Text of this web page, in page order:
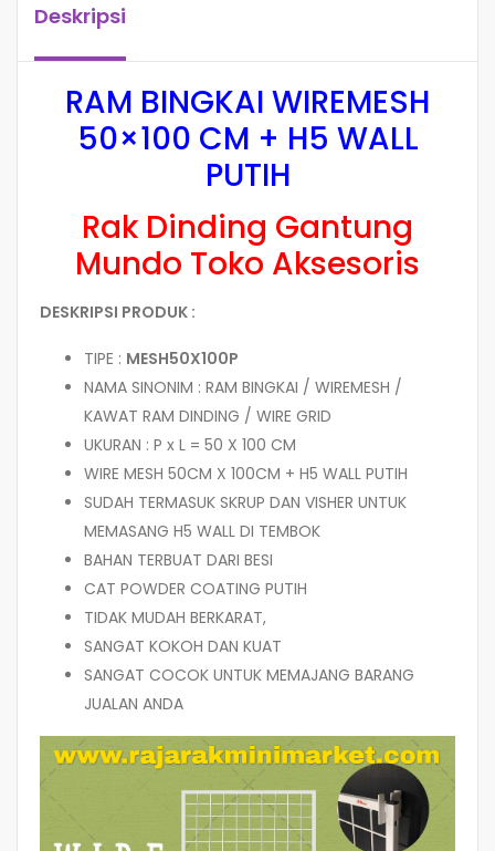
Deskripsi
RAM BINGKAI WIREMESH
50×100 CM + H5 WALL
PUTIH
Rak Dinding Gantung
Mundo Toko Aksesoris
DESKRIPSI PRODUK :
TIPE : MESH50X100P
NAMA SINONIM : RAM BINGKAI / WIREMESH /
KAWAT RAM DINDING / WIRE GRID
UKURAN : P x L = 50 X 100 CM
WIRE MESH 50CM X 100CM + H5 WALL PUTIH
SUDAH TERMASUK SKRUP DAN VISHER UNTUK
MEMASANG H5 WALL DI TEMBOK
BAHAN TERBUAT DARI BESI
CAT POWDER COATING PUTIH
TIDAK MUDAH BERKARAT,
SANGAT KOKOH DAN KUAT
SANGAT COCOK UNTUK MEMAJANG BARANG
JUALAN ANDA